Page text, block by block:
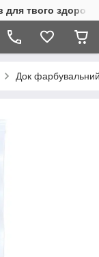
для твого
Док